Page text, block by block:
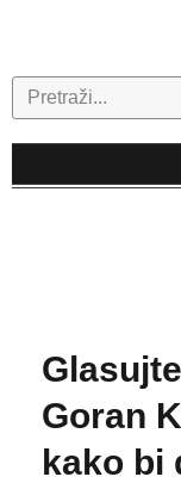
Search
Goran
kako bi